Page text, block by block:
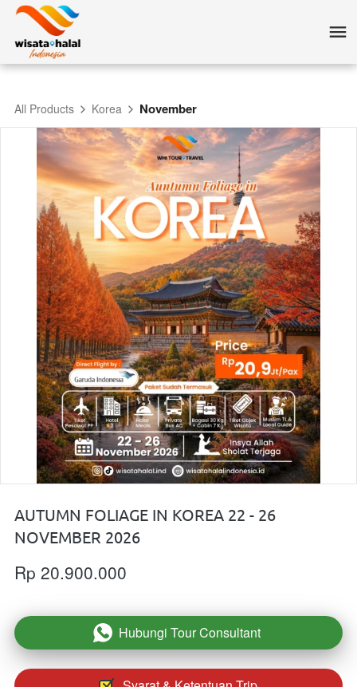
All Products Korea November
AUTUMN FOLIAGE IN KOREA 22 - 26
NOVEMBER 2026
Rp 20.900.000
` Hubungi Tour Consultant